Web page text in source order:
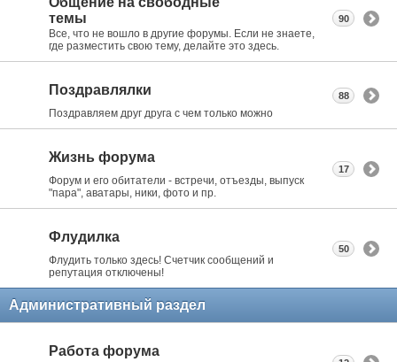
темы
Все, что не вошло в другие форумы. Если не знаете,
где разместить свою тему, делайте это здесь.
90
Поздравлялки
Поздравляем друг друга с чем только можно
88
Жизнь форума
Форум и его обитатели - встречи, отъезды, выпуск
"пара", аватары, ники, фото и пр.
17
Флудилка
Флудить только здесь! Счетчик сообщений и
репутация отключены!
50
Административный раздел
Работа форума